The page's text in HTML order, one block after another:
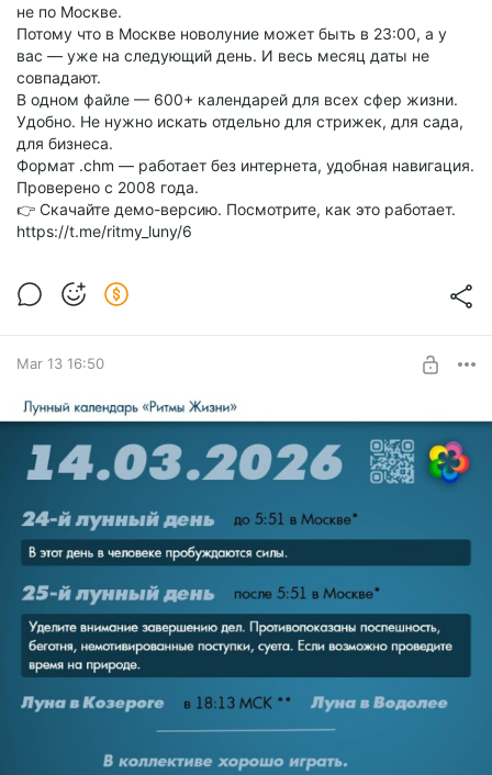
не по Москве.
Потому что в Москве новолуние может быть в 23:00, а у
вас — уже на следующий день. И весь месяц даты не
совпадают.
В одном файле — 600+ календарей для всех сфер жизни.
Удобно. Не нужно искать отдельно для стрижек, для сада,
для бизнеса.
Формат .chm — работает без интернета, удобная навигация.
Проверено с 2008 года.
👉 Скачайте демо-версию. Посмотрите, как это работает.
https://t.me/ritmy_luny/6
Mar 13 16:50